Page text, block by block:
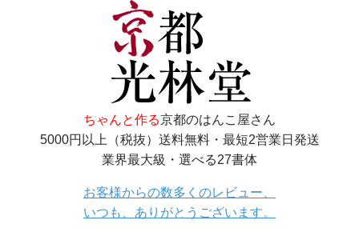
ちゃんと作る京都のはんこ屋さん
5000円以上（税抜）送料無料・最短2営業日発送
業界最大級・選べる27書体
お客様からの数多くのレビュー、
いつも、ありがとうございます。